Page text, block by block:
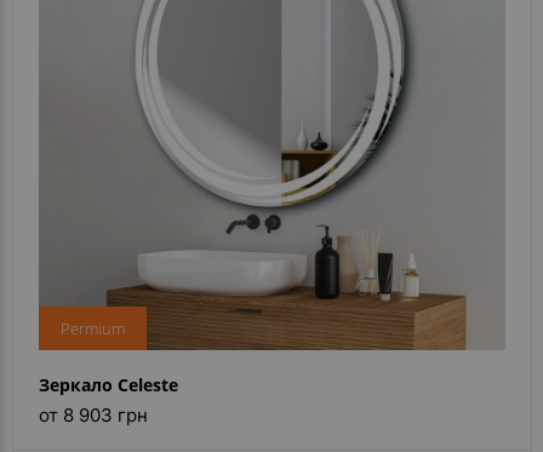
Permium
Зеркало Celeste
от 8 903 грн